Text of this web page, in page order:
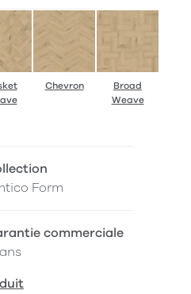
Chevron
Broad
Weave
Form
commerciale